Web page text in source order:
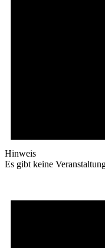
Hinweis
Es gibt keine